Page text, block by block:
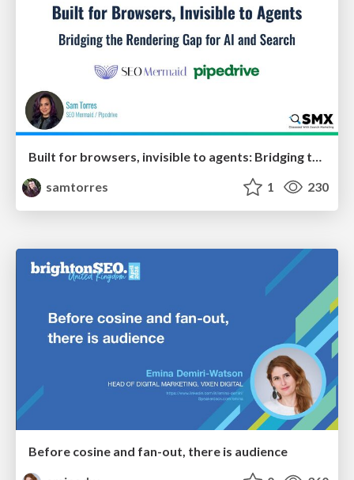
Built for browsers, invisible to agents: Bridging the rendering gap for AI and search
samtorres
1 230
Before cosine and fan-out, there is audience